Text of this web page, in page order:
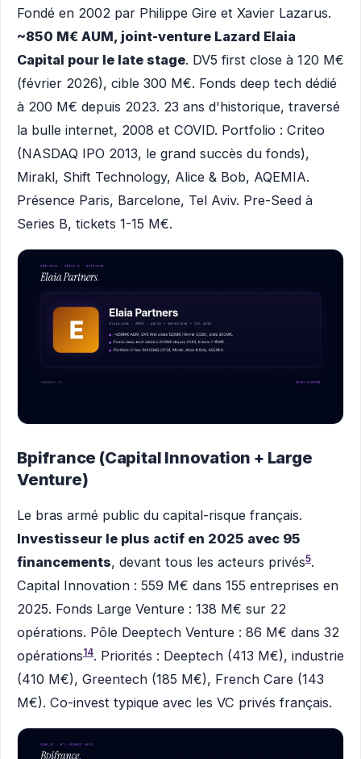
Fondé en 2002 par Philippe Gire et Xavier Lazarus.
~850 M€ AUM, joint-venture Lazard Elaia
Capital pour le late stage. DV5 first close à 120 M€
(février 2026), cible 300 M€. Fonds deep tech dédié
à 200 M€ depuis 2023. 23 ans d'historique, traversé
la bulle internet, 2008 et COVID. Portfolio : Criteo
(NASDAQ IPO 2013, le grand succès du fonds),
Mirakl, Shift Technology, Alice & Bob, AQEMIA.
Présence Paris, Barcelone, Tel Aviv. Pre-Seed à
Series B, tickets 1-15 M€.
Bpifrance (Capital Innovation + Large
Venture)
Le bras armé public du capital-risque français.
Investisseur le plus actif en 2025 avec 95
financements, devant tous les acteurs privés5.
Capital Innovation : 559 M€ dans 155 entreprises en
2025. Fonds Large Venture : 138 M€ sur 22
opérations. Pôle Deeptech Venture : 86 M€ dans 32
opérations14. Priorités : Deeptech (413 M€), industrie
(410 M€), Greentech (185 M€), French Care (143
M€). Co-invest typique avec les VC privés français.